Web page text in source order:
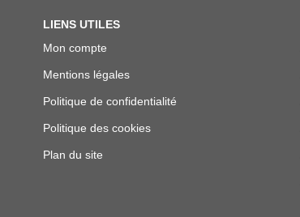
LIENS UTILES
Mon compte
Mentions légales
Politique de confidentialité
Politique des cookies
Plan du site